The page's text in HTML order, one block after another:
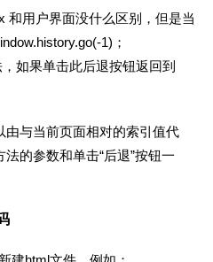
和用户界面没什么区别，但是当
1)；
如果单击此后退按钮返回到
与当前页面相对的索引值代
的参数和单击“后退”按钮一